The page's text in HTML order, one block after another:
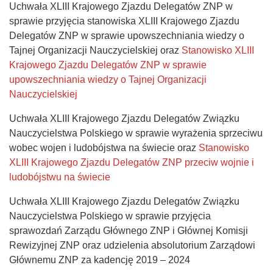
Uchwała XLIII Krajowego Zjazdu Delegatów ZNP w
sprawie przyjęcia stanowiska XLIII Krajowego Zjazdu
Delegatów ZNP w sprawie upowszechniania wiedzy o
Tajnej Organizacji Nauczycielskiej oraz Stanowisko XLIII
Krajowego Zjazdu Delegatów ZNP w sprawie
upowszechniania wiedzy o Tajnej Organizacji
Nauczycielskiej
Uchwała XLIII Krajowego Zjazdu Delegatów Związku
Nauczycielstwa Polskiego w sprawie wyrażenia sprzeciwu
wobec wojen i ludobójstwa na świecie oraz Stanowisko
XLIII Krajowego Zjazdu Delegatów ZNP przeciw wojnie i
ludobójstwu na świecie
Uchwała XLIII Krajowego Zjazdu Delegatów Związku
Nauczycielstwa Polskiego w sprawie przyjęcia
sprawozdań Zarządu Głównego ZNP i Głównej Komisji
Rewizyjnej ZNP oraz udzielenia absolutorium Zarządowi
Głównemu ZNP za kadencję 2019 – 2024